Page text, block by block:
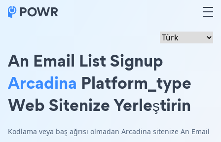
An Email List Signup
Arcadina Platform_type
Web Sitenize Yerleştirin
Kodlama veya baş ağrısı olmadan Arcadina sitenize An Email